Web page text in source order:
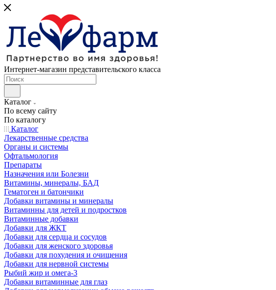
Интернет-магазин представительского класса
Каталог
По всему сайту
По каталогу
Каталог
Лекарственные средства
Органы и системы
Офтальмология
Препараты
Назначения или Болезни
Витамины, минералы, БАД
Гематоген и батончики
Добавки витамины и минералы
Витаминны для детей и подростков
Витаминные добавки
Добавки для ЖКТ
Добавки для сердца и сосудов
Добавки для женского здоровья
Добавки для похудения и очищения
Добавки для нервной системы
Рыбий жир и омега-3
Добавки витаминные для глаз